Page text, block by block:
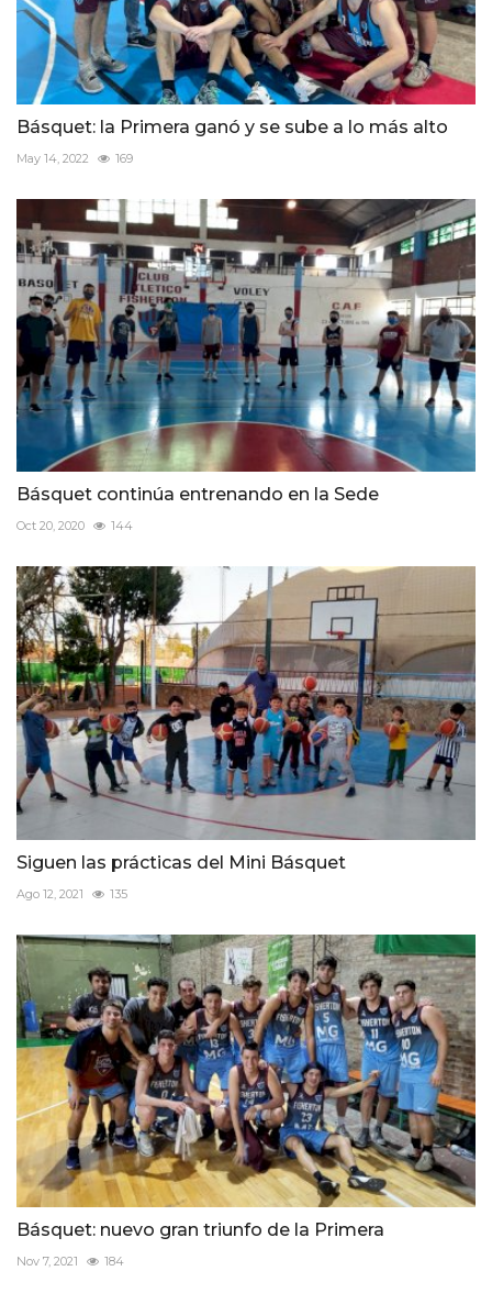
Básquet: la Primera ganó y se sube a lo más alto
May 14, 2022 169
Básquet continúa entrenando en la Sede
Oct 20, 2020 144
Siguen las prácticas del Mini Básquet
Ago 12, 2021 135
Básquet: nuevo gran triunfo de la Primera
Nov 7, 2021 184